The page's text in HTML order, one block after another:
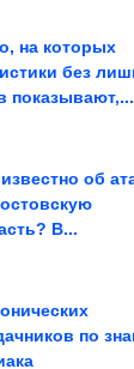
на которых
без
показывают,...
об
В...
с чем
по
купания